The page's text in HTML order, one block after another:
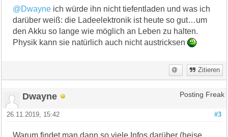
@Dwayne ich würde ihn nicht tiefentladen und was ich
darüber weiß: die Ladeelektronik ist heute so gut…um
den Akku so lange wie möglich an Leben zu halten.
Physik kann sie natürlich auch nicht austricksen
Zitieren
Dwayne Posting Freak
#3
26.11.2019, 15:42
Warum findet man dann so viele Infos darüber (heise